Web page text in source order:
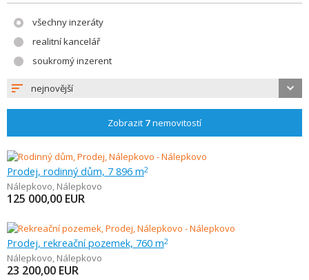
všechny inzeráty
realitní kancelář
soukromý inzerent
nejnovější
Zobrazit 7nemovitostí
Prodej, rodinný dům, 7 896 m2
Nálepkovo, Nálepkovo
125 000,00 EUR
Prodej, rekreační pozemek, 760 m2
Nálepkovo, Nálepkovo
23 200,00 EUR